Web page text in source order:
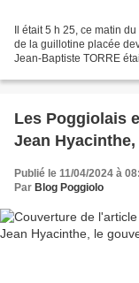
Il était 5 h 25, ce matin
de la guillotine placée
Jean-Baptiste TORRE
Les Poggiolais
Jean
Publié le 11/04/2024 à
Par Blog Poggiolo